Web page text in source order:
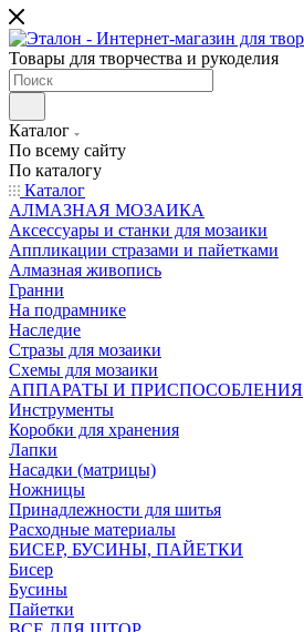
Товары для творчества и рукоделия
Каталог
По всему сайту
По каталогу
Каталог
АЛМАЗНАЯ МОЗАИКА
Аксессуары и станки для мозаики
Аппликации стразами и пайетками
Алмазная живопись
Гранни
На подрамнике
Наследие
Стразы для мозаики
Схемы для мозаики
АППАРАТЫ И ПРИСПОСОБЛЕНИЯ
Инструменты
Коробки для хранения
Лапки
Насадки (матрицы)
Ножницы
Принадлежности для шитья
Расходные материалы
БИСЕР, БУСИНЫ, ПАЙЕТКИ
Бисер
Бусины
Пайетки